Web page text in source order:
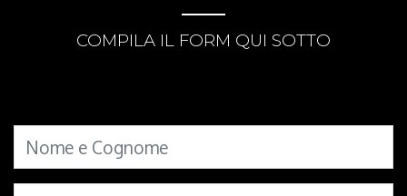
COMPILA IL FORM QUI SOTTO